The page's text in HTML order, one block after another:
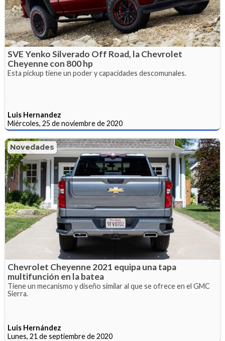
SVE Yenko Silverado Off Road, la Chevrolet
Cheyenne con 800 hp
Esta pickup tiene un poder y capacidades descomunales.
Luis Hernandez
Miércoles, 25 de noviembre de 2020
Novedades
Chevrolet Cheyenne 2021 equipa una tapa
multifunción en la batea
Tiene un mecanismo y diseño similar al que se ofrece en el GMC
Sierra.
Luis Hernández
Lunes, 21 de septiembre de 2020